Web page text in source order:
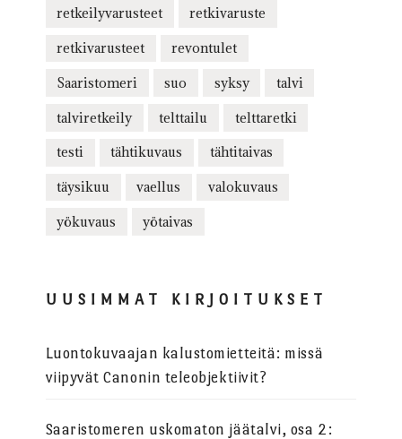
retkeilyvarusteet retkivaruste
retkivarusteet revontulet
Saaristomeri suo syksy talvi
talviretkeily telttailu telttaretki
testi tähtikuvaus tähtitaivas
täysikuu vaellus valokuvaus
yökuvaus yötaivas
UUSIMMAT KIRJOITUKSET
Luontokuvaajan kalustomietteitä: missä
viipyvät Canonin teleobjektiivit?
Saaristomeren uskomaton jäätalvi, osa 2: